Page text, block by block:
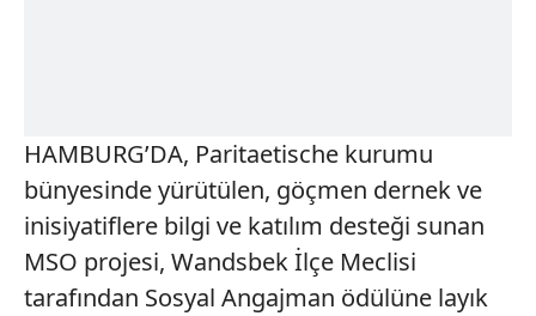
HAMBURG’DA, Paritaetische kurumu
bünyesinde yürütülen, göçmen dernek ve
inisiyatiflere bilgi ve katılım desteği sunan
MSO projesi, Wandsbek İlçe Meclisi
tarafından Sosyal Angajman ödülüne layık